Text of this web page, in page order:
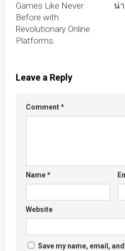
Games Like Never
Before with
Revolutionary Online
Platforms
น่
Leave a Reply
Comment*
Name*
Website
Save my name, email,